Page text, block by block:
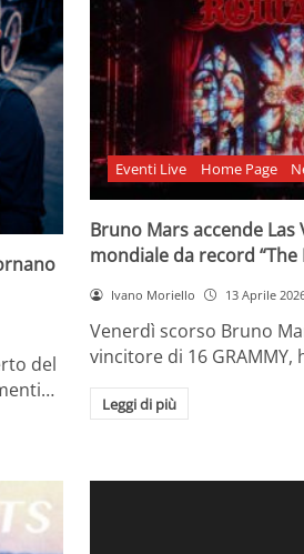
del
Eventi Live Home Page
Bruno Mars accende
mondiale da record “The
Ivano Moriello 13 Aprile
Venerdì scorso Bruno
vincitore di 16
Leggi di più